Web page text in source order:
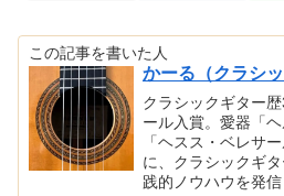
この記事を書いた人
かーる（クラシ
クラシックギター
ール入賞。愛器「
「ヘスス・ベレサ
に、クラシックギ
践的ノウハウを発信